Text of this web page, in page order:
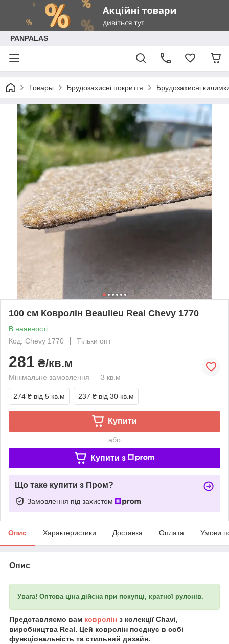
PANPALAS
Товары Брудозахисні покриття Брудозахисні
100 см Ковролін Beaulieu Real Chevy 1770
В наявності
Код: Chevy 1770
Тільки опт
281 ₴/кв.м
Мінімальне замовлення — 3 кв.м
274 ₴ від 5 кв.м 237 ₴ від 30 кв.м
Купити
або
Купити з
Що таке купити з Пром?
Замовлення під захистом
Опис Характеристики Доставка Оплата Умови
Опис
Увага! Оптова ціна дійсна при покупці, кратної рулонів.
Представляємо вам ковролін з колекції Chavi,
виробництва Real. Цей ковролін поєднує в собі
функціональність та стильний дизайн.